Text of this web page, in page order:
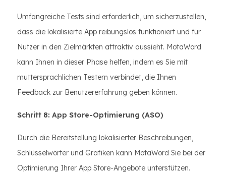
Umfangreiche Tests sind erforderlich, um sicherzustellen,
dass die lokalisierte App reibungslos funktioniert und für
Nutzer in den Zielmärkten attraktiv aussieht. MotaWord
kann Ihnen in dieser Phase helfen, indem es Sie mit
muttersprachlichen Testern verbindet, die Ihnen
Feedback zur Benutzererfahrung geben können.
Schritt 8: App Store-Optimierung (ASO)
Durch die Bereitstellung lokalisierter Beschreibungen,
Schlüsselwörter und Grafiken kann MotaWord Sie bei der
Optimierung Ihrer App Store-Angebote unterstützen.